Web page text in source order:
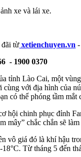
xe và lái xe.
đãi từ xetienchuyen.vn
- 1900 0370
tỉnh Lào Cai, một
cùng với địa hình của
có thể phóng tầm
hội chinh phục đỉnh
mây” chắc chắn sẽ
vô giá đó là khí hậu
Từ tháng 5 đến